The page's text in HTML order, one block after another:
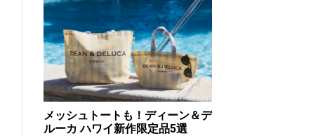
メッシュトートも！ディーン＆デ
ルーカ ハワイ新作限定品5選